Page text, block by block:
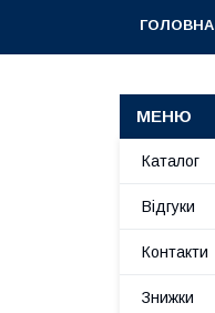
ГОЛОВНА
Каталог
Відгуки
Контакти
Знижки